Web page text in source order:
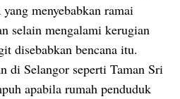
menyebabkan ramai
selain mengalami kerugian
disebabkan bencana itu.
di Selangor seperti Taman Sri
apabila rumah penduduk